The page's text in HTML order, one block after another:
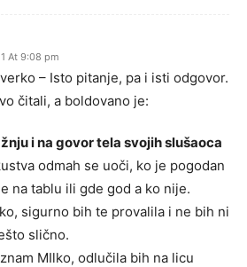
At 9:08 pm
– Isto pitanje, pa i isti odgovor.
čitali, a boldovano je:
i na govor tela svojih slušaoca
odmah se uoči, ko je pogodan
na tablu ili gde god a ko nije.
sigurno bih te provalila i ne bih ni
slično.
MIlko, odlučila bih na licu